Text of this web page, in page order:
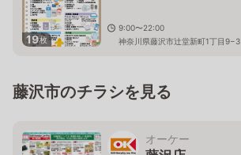
19枚
9:00〜22:00
神奈川県藤沢市辻堂新町1丁目9−3
藤沢市のチラシを見る
オーケー